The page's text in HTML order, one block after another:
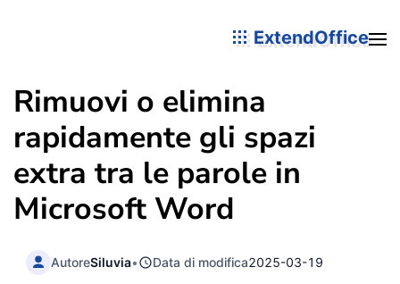
ExtendOffice
Rimuovi o elimina
rapidamente gli spazi
extra tra le parole in
Microsoft Word
AutoreSiluvia• Data di modifica2025-03-19